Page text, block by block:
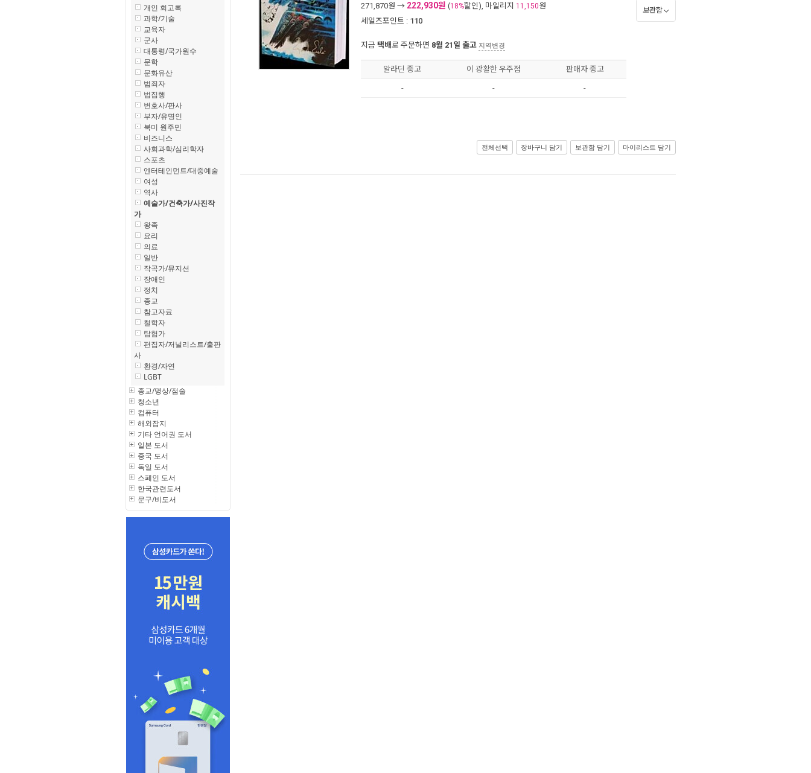
개인 회고록
과학/기술
교육자
군사
대통령/국가원수
문학
문화유산
범죄자
법집행
변호사/판사
부자/유명인
북미 원주민
비즈니스
사회과학/심리학자
스포츠
엔터테인먼트/대중예술
여성
역사
예술가/건축가/사진작
가
왕족
요리
의료
일반
작곡가/뮤지션
장애인
정치
종교
참고자료
철학자
탐험가
편집자/저널리스트/출판
사
환경/자연
LGBT
종교/명상/점술
청소년
컴퓨터
해외잡지
기타 언어권 도서
일본 도서
중국 도서
독일 도서
스페인 도서
한국관련도서
문구/비도서
271,870원 → 222,930원 (18%할인), 마일리지 11,150원
세일즈포인트 : 110
지금 택배로 주문하면 8월 21일 출고 지역변경
보관함
알라딘 중고 이 광활한 우주점 판매자 중고
- - -
전체선택 장바구니 담기 보관함 담기 마이리스트 담기